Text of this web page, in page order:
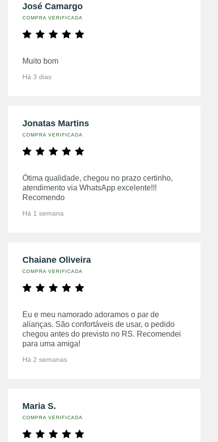
José Camargo
COMPRA VERIFICADA
Muito bom
Há 3 dias
Jonatas Martins
COMPRA VERIFICADA
Ótima qualidade, chegou no prazo certinho,
atendimento via WhatsApp excelente!!!
Recomendo
Há 1 semana
Chaiane Oliveira
COMPRA VERIFICADA
Eu e meu namorado adoramos o par de
alianças. São confortáveis de usar, o pedido
chegou antes do previsto no RS. Recomendei
para uma amiga!
Há 2 semanas
Maria S.
COMPRA VERIFICADA